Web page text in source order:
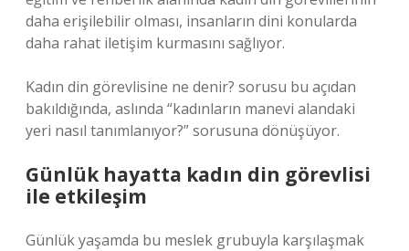
daha erişilebilir olması, insanların dini konularda
daha rahat iletişim kurmasını sağlıyor.
Kadın din görevlisine ne denir? sorusu bu açıdan
bakıldığında, aslında “kadınların manevi alandaki
yeri nasıl tanımlanıyor?” sorusuna dönüşüyor.
Günlük hayatta kadın din görevlisi
ile etkileşim
Günlük yaşamda bu meslek grubuyla karşılaşmak